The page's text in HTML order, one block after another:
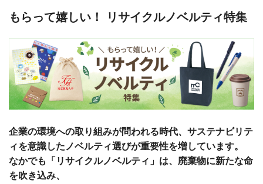
もらって嬉しい！ リサイクルノベルティ特集
企業の環境への取り組みが問われる時代、サステナビリテ
ィを意識したノベルティ選びが重要性を増しています。
なかでも「リサイクルノベルティ」は、廃棄物に新たな命
を吹き込み、